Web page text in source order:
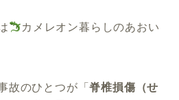
カメレオン暮らしのあおい
故のひとつが「脊椎損傷（せ